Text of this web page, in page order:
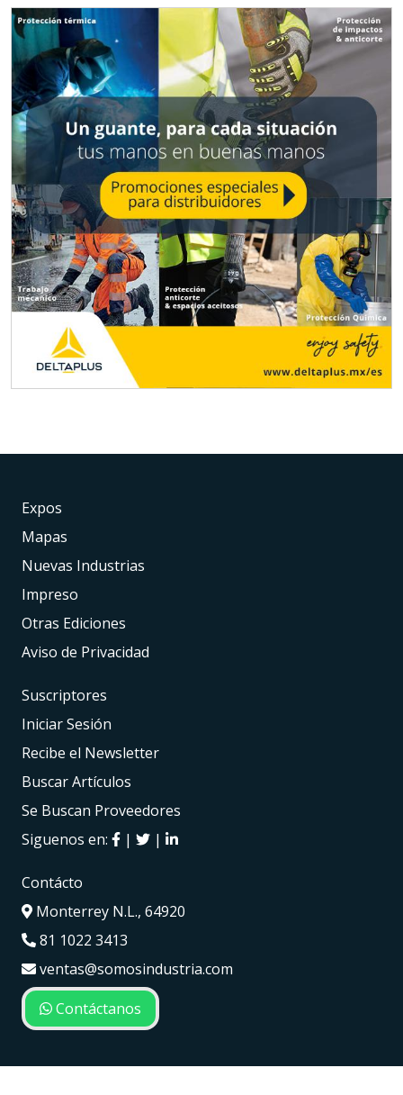
Expos
Mapas
Nuevas Industrias
Impreso
Otras Ediciones
Aviso de Privacidad
Suscriptores
Iniciar Sesión
Recibe el Newsletter
Buscar Artículos
Se Buscan Proveedores
Siguenos en:
| |
Contácto
Monterrey N.L., 64920
81 1022 3413
ventas@somosindustria.com
Contáctanos